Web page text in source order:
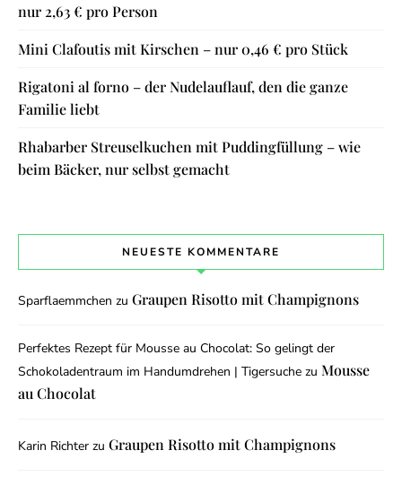
nur 2,63 € pro Person
Mini Clafoutis mit Kirschen – nur 0,46 € pro Stück
Rigatoni al forno – der Nudelauflauf, den die ganze
Familie liebt
Rhabarber Streuselkuchen mit Puddingfüllung – wie
beim Bäcker, nur selbst gemacht
NEUESTE KOMMENTARE
Sparflaemmchen zu Graupen Risotto mit Champignons
Perfektes Rezept für Mousse au Chocolat: So gelingt der
Schokoladentraum im Handumdrehen | Tigersuche zu Mousse
au Chocolat
Karin Richter zu Graupen Risotto mit Champignons